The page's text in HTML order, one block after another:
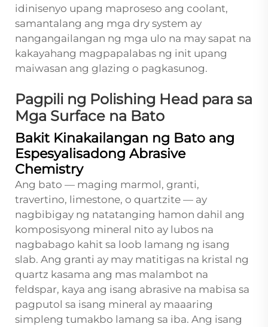
idinisenyo upang maproseso ang coolant,
samantalang ang mga dry system ay
nangangailangan ng mga ulo na may sapat na
kakayahang magpapalabas ng init upang
maiwasan ang glazing o pagkasunog.
Pagpili ng Polishing Head para sa
Mga Surface na Bato
Bakit Kinakailangan ng Bato ang
Espesyalisadong Abrasive
Chemistry
Ang bato — maging marmol, granti,
travertino, limestone, o quartzite — ay
nagbibigay ng natatanging hamon dahil ang
komposisyong mineral nito ay lubos na
nagbabago kahit sa loob lamang ng isang
slab. Ang granti ay may matitigas na kristal ng
quartz kasama ang mas malambot na
feldspar, kaya ang isang abrasive na mabisa sa
pagputol sa isang mineral ay maaaring
simpleng tumakbo lamang sa iba. Ang isang